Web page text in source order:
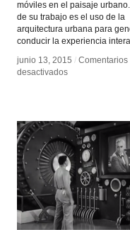
móviles en el paisaje
de su trabajo es el uso de la
arquitectura urbana para
conducir la experiencia
junio 13, 2015 / Comentarios
desactivadosen
junio 13, 2015 / Comentarios
desactivadosen